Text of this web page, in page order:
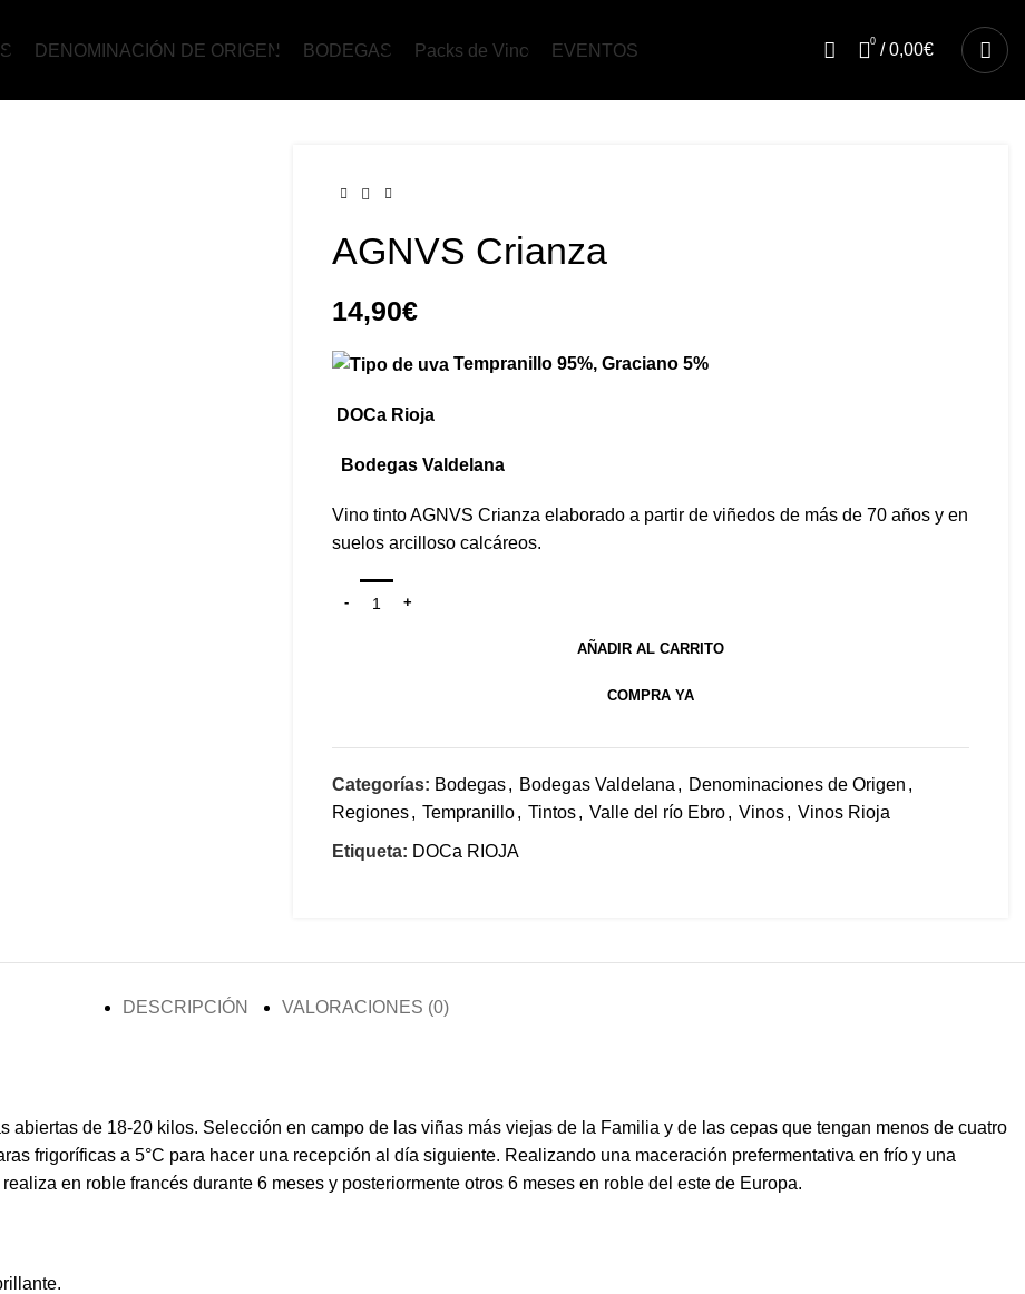
DENOMINACIÓN DE ORIGEN BODEGAS Packs de Vino EVENTOS 0 / 0,00€
AGNVS Crianza
14,90€
Tempranillo 95%, Graciano 5%
DOCa Rioja
Bodegas Valdelana
Vino tinto AGNVS Crianza elaborado a partir de viñedos de más de 70 años y en
suelos arcilloso calcáreos.
AÑADIR AL CARRITO
COMPRA YA
Categorías: Bodegas, Bodegas Valdelana , Denominaciones de Origen ,
Regiones, Tempranillo, Tintos, Valle del río Ebro, Vinos, Vinos Rioja
Etiqueta: DOCa RIOJA
DESCRIPCIÓN VALORACIONES (0)
abiertas de 18-20 kilos. Selección en campo de las viñas más viejas de la Familia y de las cepas que tengan menos de cuatro
frigoríficas a 5°C para hacer una recepción al día siguiente. Realizando una maceración prefermentativa en frío y una
en roble francés durante 6 meses y posteriormente otros 6 meses en roble del este de Europa.